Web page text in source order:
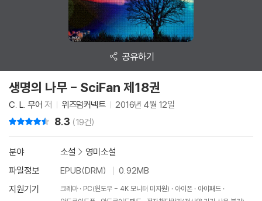
공유하기
생명의 나무 - SciFan 제18권
C. L. 무어 저 위즈덤커넥트 2016년 4월 12일
8.3 (19건)
분야 소설 > 영미소설
파일정보
EPUB(DRM)
0.92MB
지원기기
크레마 PC(윈도우 - 4K 모니터 미지원) 아이폰
아이패드